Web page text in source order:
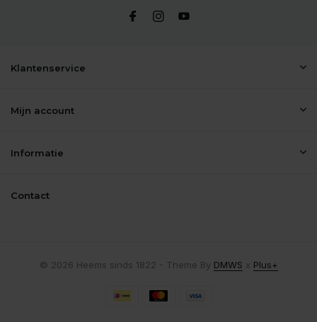
Klantenservice
Mijn account
Informatie
Contact
© 2026 Heems sinds 1822 - Theme By DMWS x Plus+